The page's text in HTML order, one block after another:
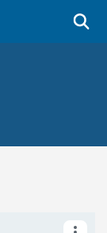
de